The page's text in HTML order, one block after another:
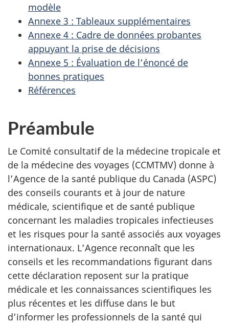
modèle
Annexe 3 : Tableaux supplémentaires
Annexe 4 : Cadre de données probantes
appuyant la prise de décisions
Annexe 5 : Évaluation de l’énoncé de
bonnes pratiques
Références
Préambule
Le Comité consultatif de la médecine tropicale et
de la médecine des voyages (CCMTMV) donne à
l’Agence de la santé publique du Canada (ASPC)
des conseils courants et à jour de nature
médicale, scientifique et de santé publique
concernant les maladies tropicales infectieuses
et les risques pour la santé associés aux voyages
internationaux. L’Agence reconnaît que les
conseils et les recommandations figurant dans
cette déclaration reposent sur la pratique
médicale et les connaissances scientifiques les
plus récentes et les diffuse dans le but
d’informer les professionnels de la santé qui